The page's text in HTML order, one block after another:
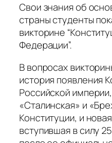
Свои знания об
страны студенты
викторине
Федерации”.
В вопросах
история появления
Российской
«Сталинская» и
Конституции, и
вступившая в силу